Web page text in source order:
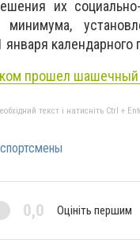
их
календарного
прошел шашечный
текст і натисніть Ctrl +
0,0 Оцініть першим